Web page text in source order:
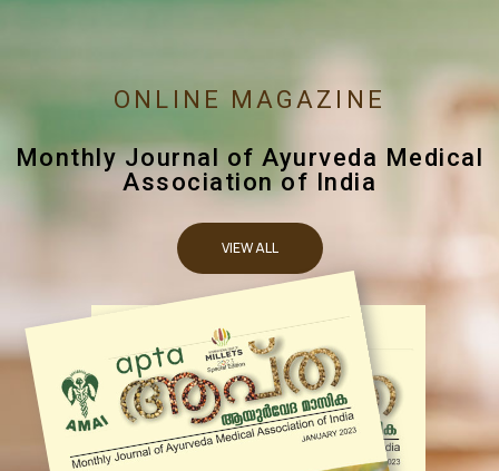
ONLINE MAGAZINE
Monthly Journal of Ayurveda Medical
Association of India
VIEW ALL